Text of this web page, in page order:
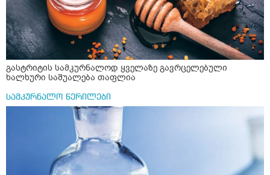
გასტრიტის სამკურნალოდ ყველაზე გავრცელებული
ხალხური საშუალება თაფლია
სამკურნალო წერილები